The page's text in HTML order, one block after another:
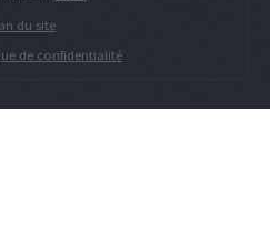
du site
de confidentialité